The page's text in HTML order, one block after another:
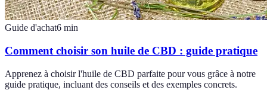
Guide d'achat6 min
Comment choisir son huile de CBD : guide pratique
Apprenez à choisir l'huile de CBD parfaite pour vous grâce à notre
guide pratique, incluant des conseils et des exemples concrets.